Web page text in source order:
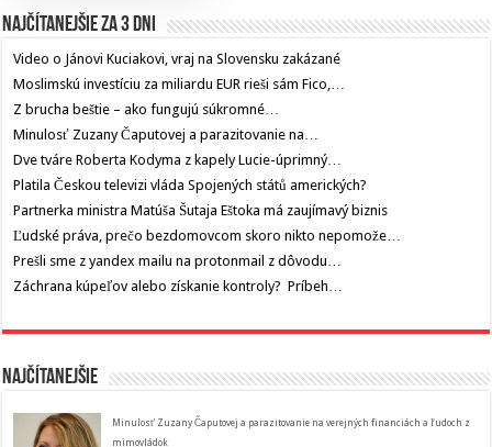
Najčítanejšie za 3 dni
Video o Jánovi Kuciakovi, vraj na Slovensku zakázané
Moslimskú investíciu za miliardu EUR rieši sám Fico,…
Z brucha beštie – ako fungujú súkromné…
Minulosť Zuzany Čaputovej a parazitovanie na…
Dve tváre Roberta Kodyma z kapely Lucie-úprimný…
Platila Českou televizi vláda Spojených států amerických?
Partnerka ministra Matúša Šutaja Eštoka má zaujímavý biznis
Ľudské práva, prečo bezdomovcom skoro nikto nepomože…
Prešli sme z yandex mailu na protonmail z dôvodu…
Záchrana kúpeľov alebo získanie kontroly? Príbeh…
Najčítanejšie
Minulosť Zuzany Čaputovej a parazitovanie na verejných financiách a ľudoch z
mimovládok